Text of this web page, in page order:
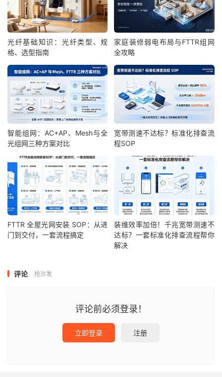
光纤基础知识：光纤类型、规
格、选型指南
家庭装修弱电布局与FTTR组网
全攻略
智能组网：AC+AP、Mesh与全
光组网三种方案对比
宽带测速不达标？标准化排查流
程SOP
FTTR 全屋光网安装 SOP：从进
门到交付，一套流程搞定
装维效率加倍！千兆宽带测速不
达标？一套标准化排查流程帮你
解决
评论 抢沙发
评论前必须登录！
立即登录 注册